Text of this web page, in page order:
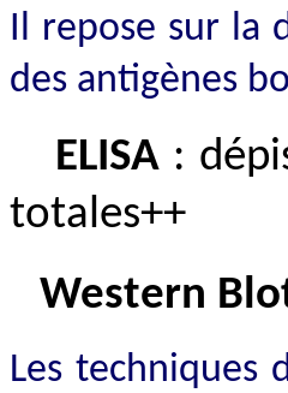
Il repose sur la
des antigènes
ELISA :
totales++
Western
Les techniques